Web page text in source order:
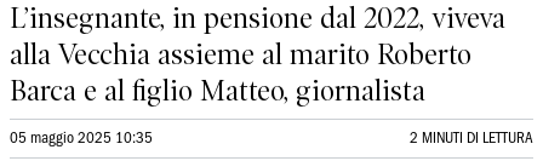
L’insegnante, in pensione dal 2022, viveva
alla Vecchia assieme al marito Roberto
Barca e al figlio Matteo, giornalista
05 maggio 2025 10:35 2 MINUTI DI LETTURA